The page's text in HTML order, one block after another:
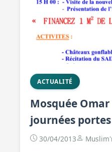
ACTUALITÉ
Mosquée Omar
journées
30/04/2013